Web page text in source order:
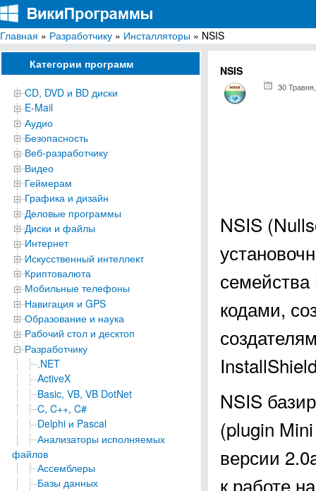
ВикиПрограммы
Энциклопедия бесплатных компьютерных программ для Windows
Главная » Разработчику » Инсталляторы » NSIS
Категории программ
CD, DVD и BD диски
E-Mail
Аудио
Безопасность
Веб-разработчику
Видео
Геймерам
Графика и дизайн
Деловые программы
Диски и файлы
Интернет
Искусственный интеллект
Криптовалюта
Мобильные телефоны
Навигация и GPS
Образование и наука
Рабочий стол и десктоп
Разработчику
.NET
ActiveX
Basic, VB, VB DotNet
C, C++, C#
Delphi и Pascal
Анализаторы исполняемых
файлов
Ассемблеры
Базы данных
NSIS
30
NSIS
кодами,
NSIS
(plugin
версии
к работе